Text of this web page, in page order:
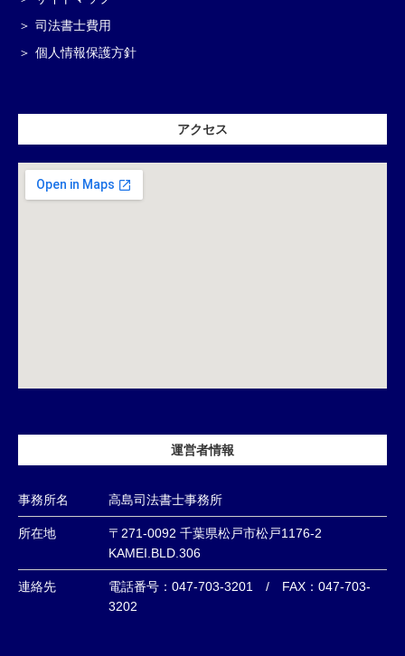
司法書士費用
個人情報保護方針
アクセス
運営者情報
事務所名 高島司法書士事務所
所在地
〒271-0092 千葉県松戸市松戸1176-2
KAMEI.BLD.306
連絡先
電話番号：047-703-3201 / FAX：047-703-
3202